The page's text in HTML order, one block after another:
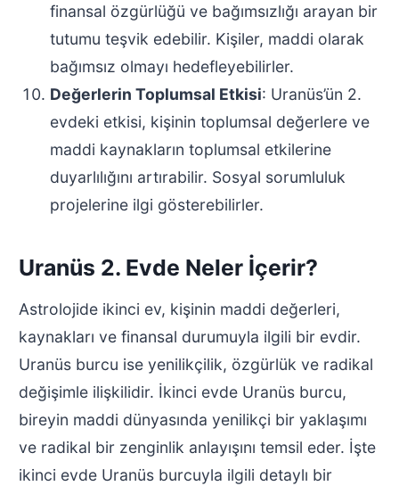
finansal özgürlüğü ve bağımsızlığı arayan bir
tutumu teşvik edebilir. Kişiler, maddi olarak
bağımsız olmayı hedefleyebilirler.
Değerlerin Toplumsal Etkisi: Uranüs’ün 2.
evdeki etkisi, kişinin toplumsal değerlere ve
maddi kaynakların toplumsal etkilerine
duyarlılığını artırabilir. Sosyal sorumluluk
projelerine ilgi gösterebilirler.
Uranüs 2. Evde Neler İçerir?
Astrolojide ikinci ev, kişinin maddi değerleri,
kaynakları ve finansal durumuyla ilgili bir evdir.
Uranüs burcu ise yenilikçilik, özgürlük ve radikal
değişimle ilişkilidir. İkinci evde Uranüs burcu,
bireyin maddi dünyasında yenilikçi bir yaklaşımı
ve radikal bir zenginlik anlayışını temsil eder. İşte
ikinci evde Uranüs burcuyla ilgili detaylı bir